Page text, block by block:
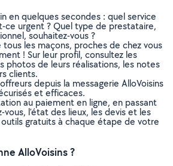
en quelques secondes : quel service
ce urgent ? Quel type de prestataire,
souhaitez-vous ?
les maçons, proches de chez vous
! Sur leur profil, consultez les
photos de leurs réalisations, les notes
clients.
depuis la messagerie AlloVoisins
et efficaces.
au paiement en ligne, en passant
vous, l’état des lieux, les devis et les
gratuits à chaque étape de votre
AlloVoisins ?